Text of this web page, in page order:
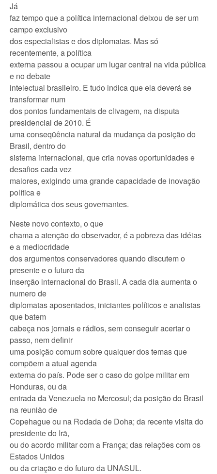
Já
faz tempo que a política internacional deixou de ser um
campo exclusivo
dos especialistas e dos diplomatas. Mas só
recentemente, a política
externa passou a ocupar um lugar central na vida pública
e no debate
intelectual brasileiro. E tudo indica que ela deverá se
transformar num
dos pontos fundamentais de clivagem, na disputa
presidencial de 2010. É
uma conseqüência natural da mudança da posição do
Brasil, dentro do
sistema internacional, que cria novas oportunidades e
desafios cada vez
maiores, exigindo uma grande capacidade de inovação
política e
diplomática dos seus governantes.
Neste novo contexto, o que
chama a atenção do observador, é a pobreza das idéias
e a mediocridade
dos argumentos conservadores quando discutem o
presente e o futuro da
inserção internacional do Brasil. A cada dia aumenta o
numero de
diplomatas aposentados, iniciantes políticos e analistas
que batem
cabeça nos jornais e rádios, sem conseguir acertar o
passo, nem definir
uma posição comum sobre qualquer dos temas que
compõem a atual agenda
externa do país. Pode ser o caso do golpe militar em
Honduras, ou da
entrada da Venezuela no Mercosul; da posição do Brasil
na reunião de
Copehague ou na Rodada de Doha; da recente visita do
presidente do Irã,
ou do acordo militar com a França; das relações com os
Estados Unidos
ou da criação e do futuro da UNASUL.